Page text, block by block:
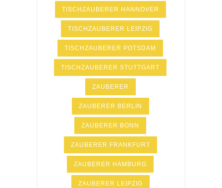
TISCHZAUBERER HANNOVER
TISCHZAUBERER LEIPZIG
TISCHZAUBERER POTSDAM
TISCHZAUBERER STUTTGART
ZAUBERER
ZAUBERER BERLIN
ZAUBERER BONN
ZAUBERER FRANKFURT
ZAUBERER HAMBURG
ZAUBERER LEIPZIG